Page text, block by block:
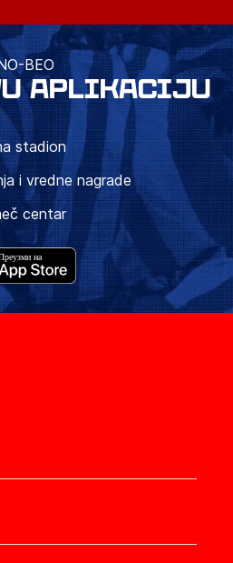
BEO
APLIKACIJU
stadion
i vredne nagrade
centar